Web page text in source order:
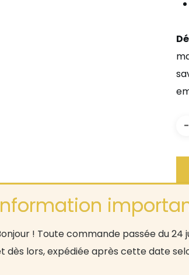
! Toute commande passée du 24
dès lors, expédiée après cette date